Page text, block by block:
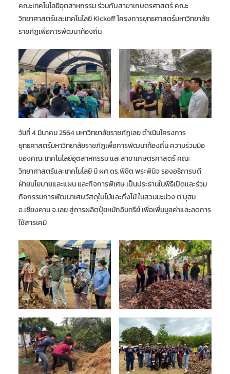
คณะเทคโนโลยีอุตสาหกรรม ร่วมกับสาขาเกษตรศาสตร์ คณะ
วิทยาศาสตร์และเทคโนโลยี Kickoff โครงการยุทธศาสตร์มหาวิทยาลัย
ราชภัฏเพื่อการพัฒนาท้องถิ่น
วันที่ 4 มีนาคม 2564 มหาวิทยาลัยราชภัฏเลย ดำเนินโครงการ
ยุทธศาสตร์มหาวิทยาลัยราชภัฏเพื่อการพัฒนาท้องถิ่น ความร่วมมือ
ของคณะเทคโนโลยีอุตสาหกรรม และสาขาเกษตรศาสตร์ คณะ
วิทยาศาสตร์และเทคโนโลยี มี ผศ.ดร.พิชิต พระพินิจ รองอธิการบดี
ฝ่ายนโยบายและแผน และกิจการพิเศษ เป็นประธานในพิธีเปิดและร่วม
กิจกรรมการพัฒนาเศษวัสดุใบไม้และกิ่งไม้ ในสวนมะม่วง ต.บุฮม
อ.เชียงคาน จ.เลย สู่การผลิตปุ๋ยหมักอินทรีย์ เพื่อเพิ่มมูลค่าและลดการ
ใช้สารเคมี